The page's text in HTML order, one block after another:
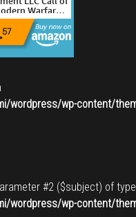
Warfare
4 Pro Bundle
4
57
wordpress/wp-content/
#2 ($subject) of
wordpress/wp-content/